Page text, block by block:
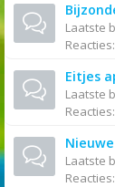
Laatste
Reacties:
Eitjes
Laatste
Reacties:
Laatste
Reacties: